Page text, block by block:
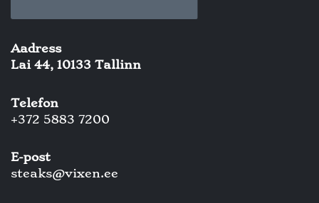
Aadress
Lai 44, 10133 Tallinn
Telefon
+372 5883 7200
E-post
steaks@vixen.ee